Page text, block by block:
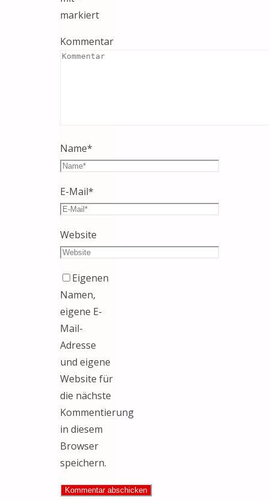
markiert
Kommentar
Name*
E-Mail*
Website
Eigenen
Namen,
eigene E-
Mail-
Adresse
und eigene
Website für
die nächste
Kommentierung
in diesem
Browser
speichern.